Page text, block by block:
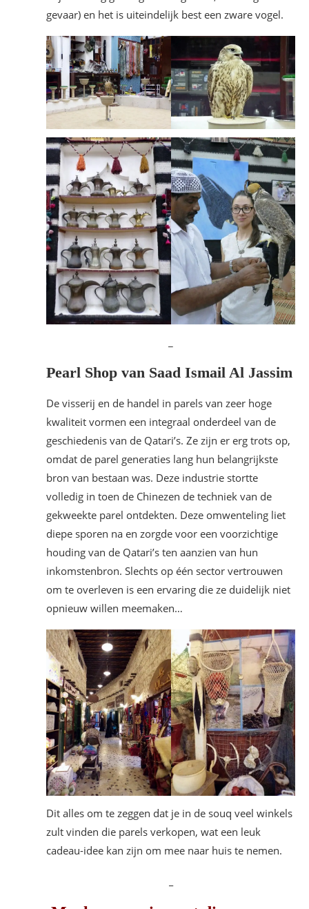
gevaar) en het is uiteindelijk best een zware vogel.
Pearl Shop van Saad Ismail Al Jassim
De visserij en de handel in parels van zeer hoge
kwaliteit vormen een integraal onderdeel van de
geschiedenis van de Qatari’s. Ze zijn er erg trots op,
omdat de parel generaties lang hun belangrijkste
bron van bestaan was. Deze industrie stortte
volledig in toen de Chinezen de techniek van de
gekweekte parel ontdekten. Deze omwenteling liet
diepe sporen na en zorgde voor een voorzichtige
houding van de Qatari’s ten aanzien van hun
inkomstenbron. Slechts op één sector vertrouwen
om te overleven is een ervaring die ze duidelijk niet
opnieuw willen meemaken…
Dit alles om te zeggen dat je in de souq veel winkels
zult vinden die parels verkopen, wat een leuk
cadeau-idee kan zijn om mee naar huis te nemen.